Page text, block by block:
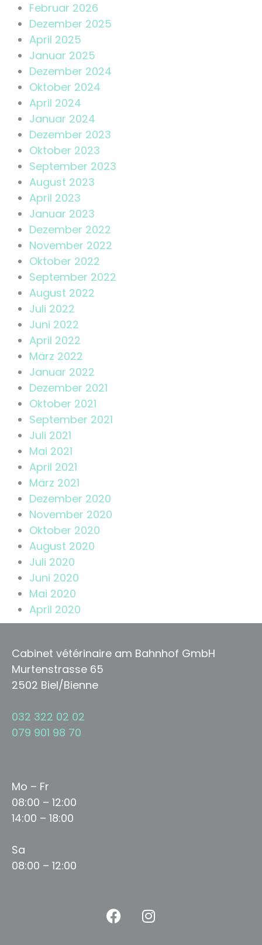
Februar 2026
Dezember 2025
April 2025
Januar 2025
Dezember 2024
Oktober 2024
April 2024
Januar 2024
Dezember 2023
Oktober 2023
September 2023
August 2023
April 2023
Januar 2023
Dezember 2022
November 2022
Oktober 2022
September 2022
August 2022
Juli 2022
Juni 2022
April 2022
März 2022
Januar 2022
Dezember 2021
Oktober 2021
September 2021
Juli 2021
Mai 2021
April 2021
März 2021
Dezember 2020
November 2020
Oktober 2020
August 2020
Juli 2020
Juni 2020
Mai 2020
April 2020
Cabinet vétérinaire am Bahnhof GmbH
Murtenstrasse 65
2502 Biel/Bienne
032 322 02 02
079 901 98 70
Mo – Fr
08:00 – 12:00
14:00 – 18:00
Sa
08:00 – 12:00